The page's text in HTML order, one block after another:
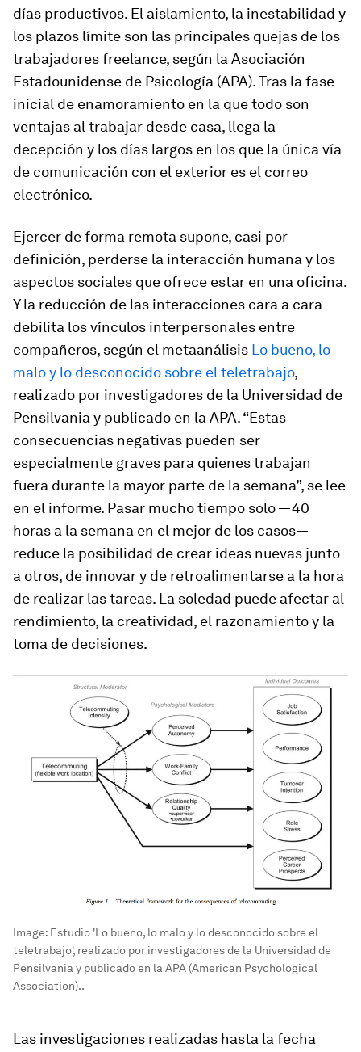
días productivos. El aislamiento, la inestabilidad y
los plazos límite son las principales quejas de los
trabajadoresfreelance, según la Asociación
Estadounidense de Psicología (APA). Tras la fase
inicial de enamoramiento en la que todo son
ventajas al trabajar desde casa, llega la
decepción y los días largos en los que la única vía
de comunicación con el exterior es el correo
electrónico.
Ejercer de forma remota supone, casi por
definición, perderse la interacción humana y los
aspectos sociales que ofrece estar en una oficina.
Y la reducción de las interacciones cara a cara
debilita los vínculos interpersonales entre
compañeros, según el metaanálisis Lo bueno, lo
malo y lo desconocido sobre el teletrabajo,
realizado por investigadores de la Universidad de
Pensilvania y publicado en la APA. “Estas
consecuencias negativas pueden ser
especialmente graves para quienes trabajan
fuera durante la mayor parte de la semana”, se lee
en el informe. Pasar mucho tiempo solo —40
horas a la semana en el mejor de los casos—
reduce la posibilidad de crear ideas nuevas junto
a otros, de innovar y de retroalimentarse a la hora
de realizar las tareas. La soledad puede afectar al
rendimiento, la creatividad, el razonamiento y la
toma de decisiones.
Image: Estudio 'Lo bueno, lo malo y lo desconocido sobre el
teletrabajo', realizado por investigadores de la Universidad de
Pensilvania y publicado en la APA (American Psychological
Association)..
Las investigaciones realizadas hasta la fecha